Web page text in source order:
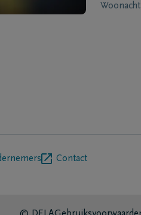
Contact